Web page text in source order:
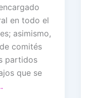
en todo el
asimismo,
comités
partidos
que se